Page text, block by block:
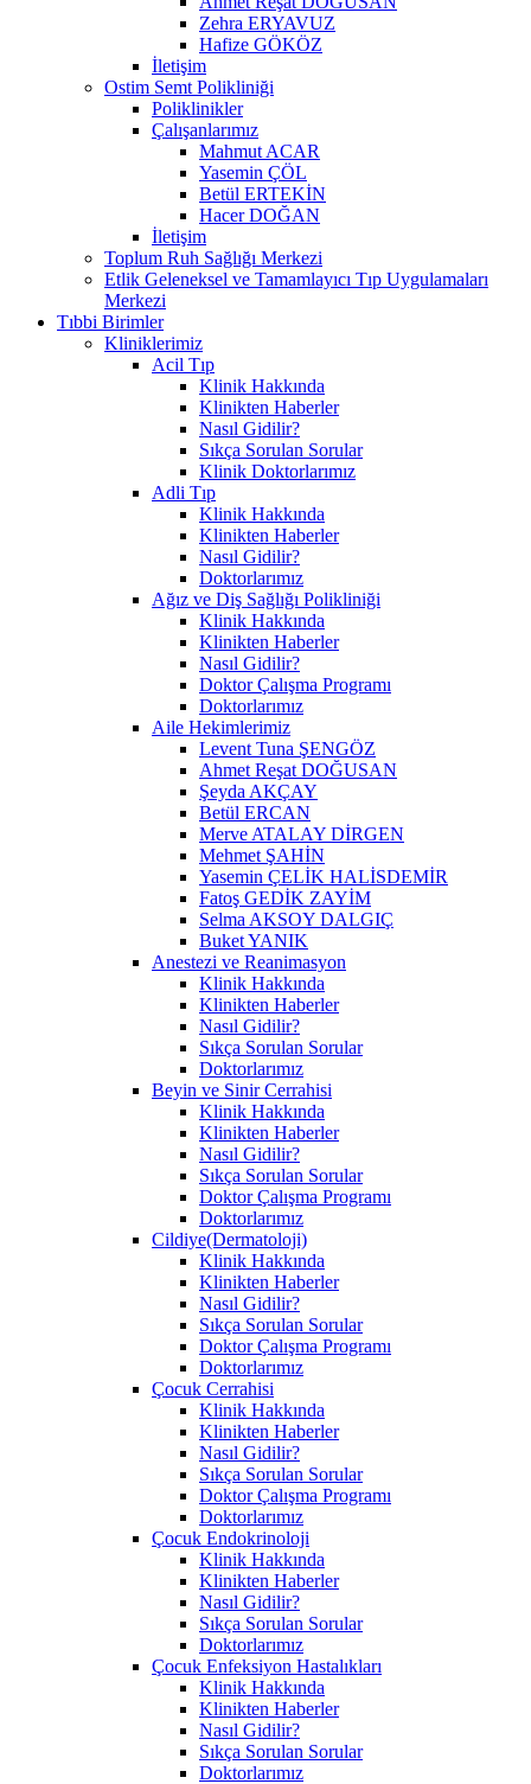
Zehra ERYAVUZ
Hafize GÖKÖZ
İletişim
Ostim Semt Polikliniği
Poliklinikler
Çalışanlarımız
Mahmut ACAR
Yasemin ÇÖL
Betül ERTEKİN
Hacer DOĞAN
İletişim
Toplum Ruh Sağlığı Merkezi
Etlik Geleneksel ve Tamamlayıcı Tıp Uygulamaları
Merkezi
Tıbbi Birimler
Kliniklerimiz
Acil Tıp
Klinik Hakkında
Klinikten Haberler
Nasıl Gidilir?
Sıkça Sorulan Sorular
Klinik Doktorlarımız
Adli Tıp
Klinik Hakkında
Klinikten Haberler
Nasıl Gidilir?
Doktorlarımız
Ağız ve Diş Sağlığı Polikliniği
Klinik Hakkında
Klinikten Haberler
Nasıl Gidilir?
Doktor Çalışma Programı
Doktorlarımız
Aile Hekimlerimiz
Levent Tuna ŞENGÖZ
Ahmet Reşat DOĞUSAN
Şeyda AKÇAY
Betül ERCAN
Merve ATALAY DİRGEN
Mehmet ŞAHİN
Yasemin ÇELİK HALİSDEMİR
Fatoş GEDİK ZAYİM
Selma AKSOY DALGIÇ
Buket YANIK
Anestezi ve Reanimasyon
Klinik Hakkında
Klinikten Haberler
Nasıl Gidilir?
Sıkça Sorulan Sorular
Doktorlarımız
Beyin ve Sinir Cerrahisi
Klinik Hakkında
Klinikten Haberler
Nasıl Gidilir?
Sıkça Sorulan Sorular
Doktor Çalışma Programı
Doktorlarımız
Cildiye(Dermatoloji)
Klinik Hakkında
Klinikten Haberler
Nasıl Gidilir?
Sıkça Sorulan Sorular
Doktor Çalışma Programı
Doktorlarımız
Çocuk Cerrahisi
Klinik Hakkında
Klinikten Haberler
Nasıl Gidilir?
Sıkça Sorulan Sorular
Doktor Çalışma Programı
Doktorlarımız
Çocuk Endokrinoloji
Klinik Hakkında
Klinikten Haberler
Nasıl Gidilir?
Sıkça Sorulan Sorular
Doktorlarımız
Çocuk Enfeksiyon Hastalıkları
Klinik Hakkında
Klinikten Haberler
Nasıl Gidilir?
Sıkça Sorulan Sorular
Doktorlarımız